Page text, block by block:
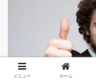
メニュー ホーム